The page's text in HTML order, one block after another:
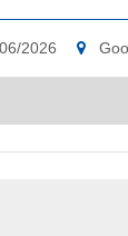
2026